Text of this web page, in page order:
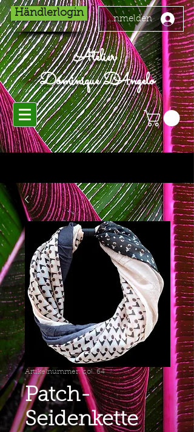
Händlerlogin
Anmelden
Atelier
Dominique D'Angelo
Artikelnummer: col. 64
Patch-
Seidenkette